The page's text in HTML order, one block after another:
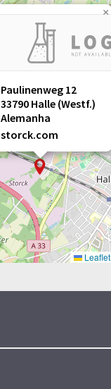
Paulinenweg 12
33790 Halle (Westf.)
Alemanha
storck.com
×
Leaflet